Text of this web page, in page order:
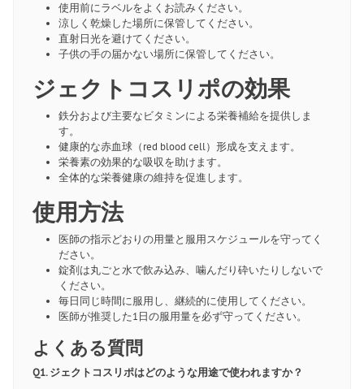
使用前にラベルをよくお読みください。
涼しく乾燥した場所に保管してください。
直射日光を避けてください。
子供の手の届かない場所に保管してください。
ジェクトコスリポの効果
鉄分および主要なビタミンによる栄養補給を提供しま
す。
健康的な赤血球（red blood cell）形成を支えます。
栄養素の効果的な吸収を助けます。
全体的な栄養健康の維持を促進します。
使用方法
医師の指示どおりの用量と服用スケジュールを守ってく
ださい。
錠剤は丸ごと水で飲み込み、噛んだり砕いたりしないで
ください。
毎日同じ時間に服用し、継続的に使用してください。
医師が推奨した1日の服用量を必ず守ってください。
よくある質問
Q1. ジェクトコスリポはどのような用途で使われますか？